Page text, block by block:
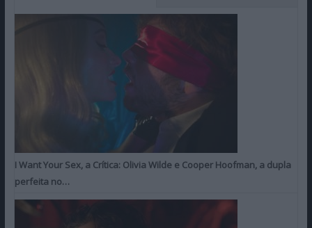
I Want Your Sex, a Crítica: Olivia Wilde e Cooper Hoofman, a dupla
perfeita no…